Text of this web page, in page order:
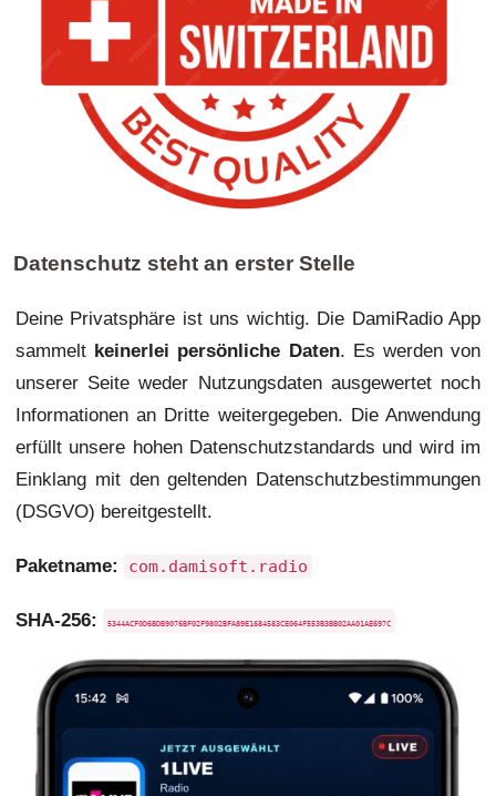
Datenschutz steht an erster Stelle
Deine Privatsphäre ist uns wichtig. Die DamiRadio App
sammelt keinerlei persönliche Daten. Es werden von
unserer Seite weder Nutzungsdaten ausgewertet noch
Informationen an Dritte weitergegeben. Die Anwendung
erfüllt unsere hohen Datenschutzstandards und wird im
Einklang mit den geltenden Datenschutzbestimmungen
(DSGVO) bereitgestellt.
Paketname: com.damisoft.radio
SHA-256: 5344ACF0D6BDB9076BF02F9802BFA89E1684583CE064F553B3BB02AA01AE697C